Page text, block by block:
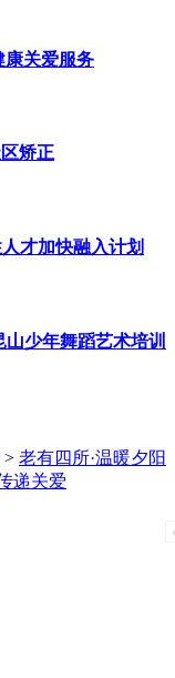
康关爱服务
矫正
才加快融入计划
少年舞蹈艺术培训
> 老有四所·温暖夕阳
递关爱